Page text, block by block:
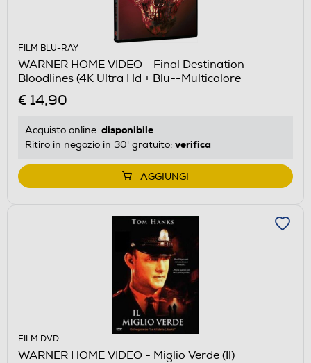
FILM BLU-RAY
WARNER HOME VIDEO - Final Destination
Bloodlines (4K Ultra Hd + Blu--Multicolore
€ 14,90
Acquisto online: disponibile
Ritiro in negozio in 30' gratuito: verifica
AGGIUNGI
FILM DVD
WARNER HOME VIDEO - Miglio Verde (Il)